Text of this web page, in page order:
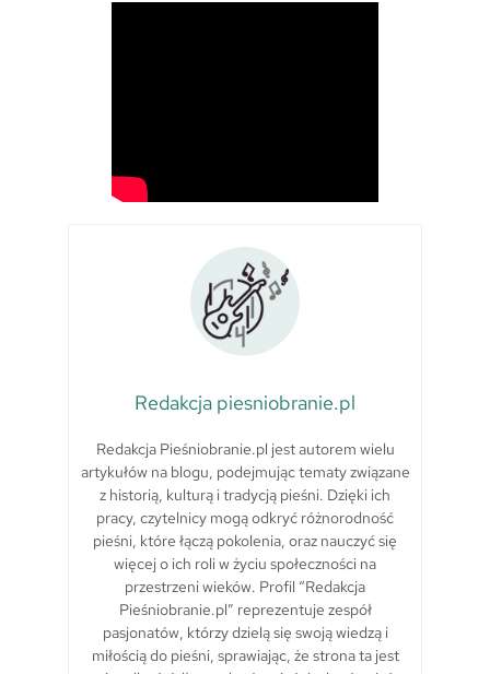
Redakcja piesniobranie.pl
Redakcja Pieśniobranie.pl jest autorem wielu
artykułów na blogu, podejmując tematy związane
z historią, kulturą i tradycją pieśni. Dzięki ich
pracy, czytelnicy mogą odkryć różnorodność
pieśni, które łączą pokolenia, oraz nauczyć się
więcej o ich roli w życiu społeczności na
przestrzeni wieków. Profil “Redakcja
Pieśniobranie.pl” reprezentuje zespół
pasjonatów, którzy dzielą się swoją wiedzą i
miłością do pieśni, sprawiając, że strona ta jest